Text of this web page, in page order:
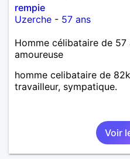
rempie
Uzerche - 57 ans
Homme célibataire de
amoureuse
homme celibataire de
travailleur, sympatique.
Voir